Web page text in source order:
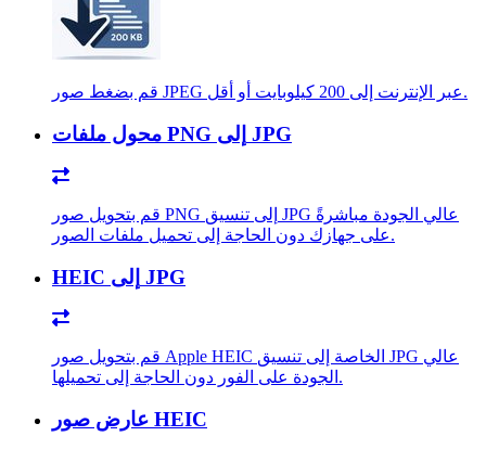
قم بضغط صور JPEG عبر الإنترنت إلى 200 كيلوبايت أو أقل.
محول ملفات PNG إلى JPG
قم بتحويل صور PNG إلى تنسيق JPG عالي الجودة مباشرةً
على جهازك دون الحاجة إلى تحميل ملفات الصور.
HEIC إلى JPG
قم بتحويل صور Apple HEIC الخاصة إلى تنسيق JPG عالي
الجودة على الفور دون الحاجة إلى تحميلها.
عارض صور HEIC